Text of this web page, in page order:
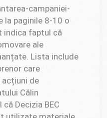
campaniei-
la paginile 8-10 o
indica faptul că
ale
Lista include
care
de
Călin
Decizia BEC